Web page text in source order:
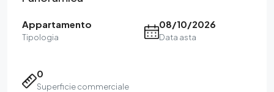
Appartamento
Tipologia
08/10/2026
Data asta
0
Superficie commerciale